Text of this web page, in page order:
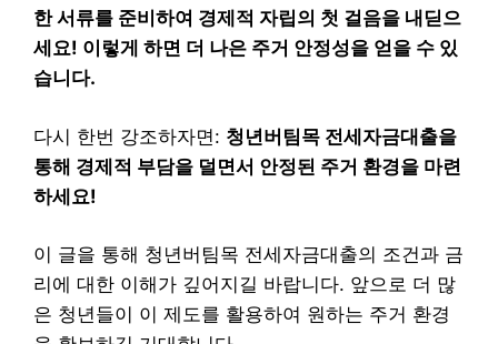
한 서류를 준비하여 경제적 자립의 첫 걸음을 내딛으
세요! 이렇게 하면 더 나은 주거 안정성을 얻을 수 있
습니다.
다시 한번 강조하자면: 청년버팀목 전세자금대출을
통해 경제적 부담을 덜면서 안정된 주거 환경을 마련
하세요!
이 글을 통해 청년버팀목 전세자금대출의 조건과 금
리에 대한 이해가 깊어지길 바랍니다. 앞으로 더 많
은 청년들이 이 제도를 활용하여 원하는 주거 환경